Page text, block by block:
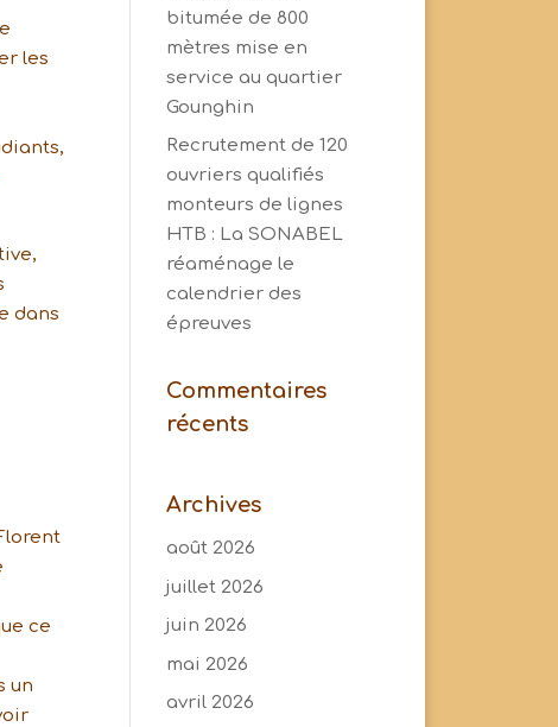
les
dans
ce
un
bitumée de 800
mètres mise en
service au quartier
Gounghin
Recrutement de 120
ouvriers qualifiés
monteurs de lignes
HTB : La SONABEL
réaménage le
calendrier des
épreuves
Commentaires
récents
Archives
août 2026
juillet 2026
juin 2026
mai 2026
avril 2026